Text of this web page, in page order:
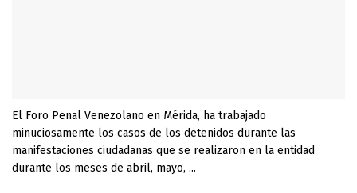
El Foro Penal Venezolano en Mérida, ha trabajado
minuciosamente los casos de los detenidos durante las
manifestaciones ciudadanas que se realizaron en la entidad
durante los meses de abril, mayo, ...